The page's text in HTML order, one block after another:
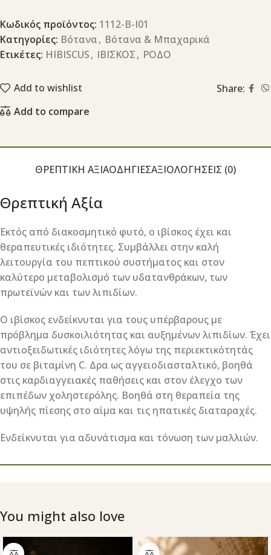
Κωδικός προϊόντος: 1112-Β-Ι01
Κατηγορίες: Βότανα, Βότανα & Μπαχαρικά
Ετικέτες: HIBISCUS, ΙΒΙΣΚΟΣ, ΡΟΔΟ
Add to wishlist
Share:
Add to compare
ΘΡΕΠΤΙΚΉ ΑΞΊΑΟΔΗΓΊΕΣΑΞΙΟΛΟΓΉΣΕΙΣ (0)
Θρεπτική Αξία
Εκτός από διακοσμητικό φυτό, ο ιβίσκος έχει και
θεραπευτικές ιδιότητες. Συμβάλλει στην καλή
λειτουργία του πεπτικού συστήματος και στον
καλύτερο μεταβολισμό των υδατανθράκων, των
πρωτεϊνών και των λιπιδίων.
O ιβίσκος ενδείκνυται για τους υπέρβαρους με
πρόβλημα δυσκοιλιότητας και αυξημένων λιπιδίων. Έχει
αντιοξειδωτικές ιδιότητες λόγω της περιεκτικότητάς
του σε βιταμίνη C. Δρα ως αγγειοδιασταλτικό, βοηθά
στις καρδιαγγειακές παθήσεις και στον έλεγχο των
επιπέδων χοληστερόλης. Βοηθά στη θεραπεία της
υψηλής πίεσης στο αίμα και τις ηπατικές διαταραχές.
Ενδείκνυται για αδυνάτισμα και τόνωση των μαλλιών.
You might also love